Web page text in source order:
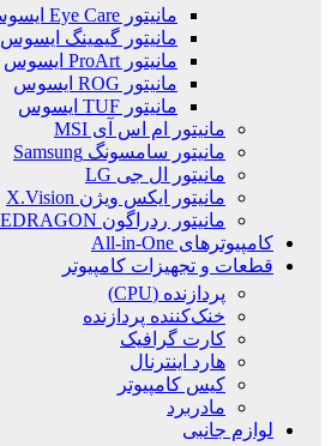
مانیتور Eye Care ایسوس
مانیتور گیمینگ ایسوس
مانیتور ProArt ایسوس
مانیتور ROG ایسوس
مانیتور TUF ایسوس
مانیتور ام اس آی MSI
مانیتور سامسونگ Samsung
مانیتور ال جی LG
مانیتور ایکس ویژن X.Vision
مانیتور ردراگون REDRAGON
کامپیوترهای All-in-One
قطعات و تجهیزات کامپیوتر
پردازنده (CPU)
خنک‌کننده پردازنده
کارت گرافیک
هارد اینترنال
کیس کامپیوتر
مادربرد
لوازم جانبی